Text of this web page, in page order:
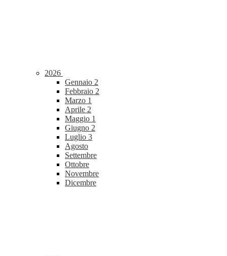
2026
Gennaio 2
Febbraio 2
Marzo 1
Aprile 2
Maggio 1
Giugno 2
Luglio 3
Agosto
Settembre
Ottobre
Novembre
Dicembre